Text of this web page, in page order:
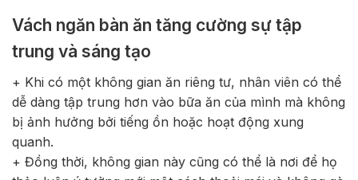
Vách ngăn bàn ăn tăng cường sự tập
trung và sáng tạo
+ Khi có một không gian ăn riêng tư, nhân viên có thể
dễ dàng tập trung hơn vào bữa ăn của mình mà không
bị ảnh hưởng bởi tiếng ồn hoặc hoạt động xung
quanh.
+ Đồng thời, không gian này cũng có thể là nơi để họ